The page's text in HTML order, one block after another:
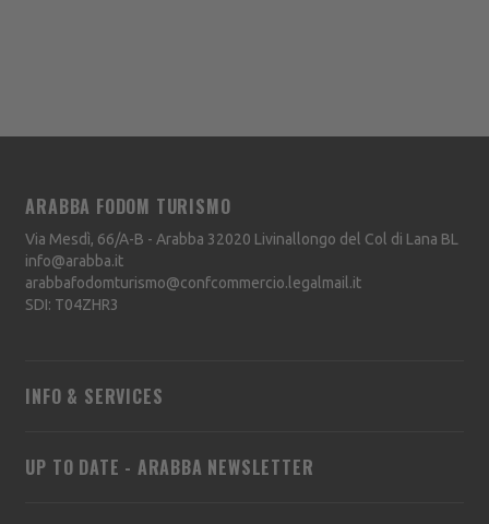
UP TO DATE - ARABBA NEWSLETTER
ARABBA FODOM TURISMO
Via Mesdì, 66/A-B - Arabba 32020 Livinallongo del Col di Lana BL
info@arabba.it
arabbafodomturismo@confcommercio.legalmail.it
SDI: T04ZHR3
INFO & SERVICES